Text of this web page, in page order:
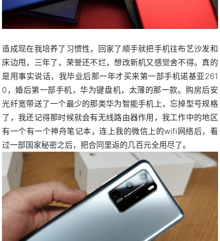
造成现在我培养了习惯性，回家了顺手就把手机往布艺沙发和
床边甩，三年了，荣誉还不烂，想改新机又感觉舍不得。真的
是用事实说话，我毕业后那一年才买来第一部手机诺基亚261
0，婚后第一部手机，华为键盘机，太薄的那一款。购房后安
光纤宽带送了一个最少的那类华为智能手机上，忘掉型号规格
了，我还记得那时候就会有无线路由器作用，我工作中的地区
有一个有一个神舟笔记本，连上我的微信上的wifi网络后，看
过一部国家秘密之后，把合同里返的几百元全用尽了。